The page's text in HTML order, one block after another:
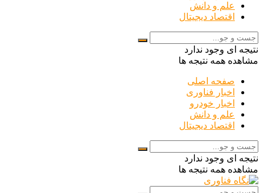
علم و دانش
اقتصاد دیجیتال
نتیجه ای وجود ندارد
مشاهده همه نتیجه ها
صفحه اصلی
اخبار فناوری
اخبار خودرو
علم و دانش
اقتصاد دیجیتال
نتیجه ای وجود ندارد
مشاهده همه نتیجه ها